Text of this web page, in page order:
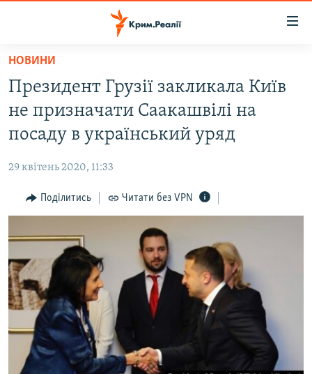
Перейти
основного
матеріалу
Перейти
до
основної
Перейти
до
ВОДА.КРИМ
ВІДЕО ТА ФОТО
БЛОГИ
ПОГЛЯД
ВСЕ ЗА ДЕНЬ
СПЕЦПРОЕКТИ
ДЕПОРТАЦІЯ
ВІДЕОУРОКИ «ELIFBE»
СВІДЧЕННЯ ОКУПАЦІЇ
ЯК ОБІЙТИ БЛОКУВАННЯ
Русский
Qırımtatar
НОВИНИ
Президент Грузії закликала Київ
не призначати Саакашвілі на
посаду в український уряд
29 квітень 2020, 11:33
Поділитись Читати без VPN